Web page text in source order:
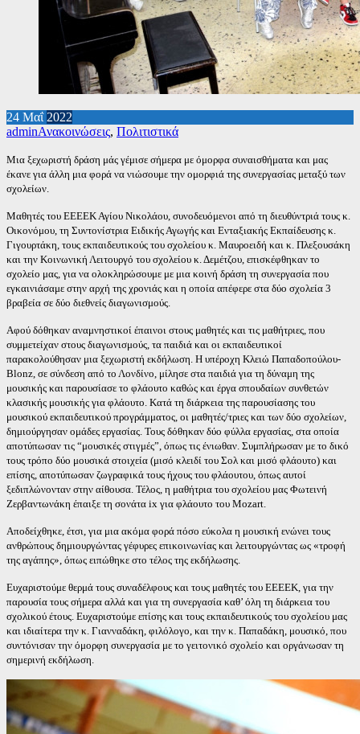
24 Μαΐ 2022
adminΑνακοινώσεις, Πολιτιστικά
Μια ξεχωριστή δράση μάς γέμισε σήμερα με όμορφα συναισθήματα και μας
έκανε για άλλη μια φορά να νιώσουμε την ομορφιά της συνεργασίας μεταξύ των
σχολείων.
Μαθητές του ΕΕΕΕΚ Αγίου Νικολάου, συνοδευόμενοι από τη διευθύντριά τους κ.
Οικονόμου, τη Συντονίστρια Ειδικής Αγωγής και Ενταξιακής Εκπαίδευσης κ.
Γιγουρτάκη, τους εκπαιδευτικούς του σχολείου κ. Μαυροειδή και κ. Πλεξουσάκη
και την Κοινωνική Λειτουργό του σχολείου κ. Δεμέτζου, επισκέφθηκαν το
σχολείο μας, για να ολοκληρώσουμε με μια κοινή δράση τη συνεργασία που
εγκαινιάσαμε στην αρχή της χρονιάς και η οποία απέφερε στα δύο σχολεία 3
βραβεία σε δύο διεθνείς διαγωνισμούς.
Αφού δόθηκαν αναμνηστικοί έπαινοι στους μαθητές και τις μαθήτριες, που
συμμετείχαν στους διαγωνισμούς, τα παιδιά και οι εκπαιδευτικοί
παρακολούθησαν μια ξεχωριστή εκδήλωση. Η υπέροχη Κλειώ Παπαδοπούλου-
Blonz, σε σύνδεση από το Λονδίνο, μίλησε στα παιδιά για τη δύναμη της
μουσικής και παρουσίασε το φλάουτο καθώς και έργα σπουδαίων συνθετών
κλασικής μουσικής για φλάουτο. Κατά τη διάρκεια της παρουσίασης του
μουσικού εκπαιδευτικού προγράμματος, οι μαθητές/τριες και των δύο σχολείων,
δημιούργησαν ομάδες εργασίας. Τους δόθηκαν δύο φύλλα εργασίας, στα οποία
αποτύπωσαν τις “μουσικές στιγμές”, όπως τις ένιωθαν. Συμπλήρωσαν με το δικό
τους τρόπο δύο μουσικά στοιχεία (μισό κλειδί του Σολ και μισό φλάουτο) και
επίσης, αποτύπωσαν ζωγραφικά τους ήχους του φλάουτου, όπως αυτοί
ξεδιπλώνονταν στην αίθουσα. Τέλος, η μαθήτρια του σχολείου μας Φωτεινή
Ζερβαντωνάκη έπαιξε τη σονάτα ix για φλάουτο του Mozart.
Αποδείχθηκε, έτσι, για μια ακόμα φορά πόσο εύκολα η μουσική ενώνει τους
ανθρώπους δημιουργώντας γέφυρες επικοινωνίας και λειτουργώντας ως «τροφή
της αγάπης», όπως ειπώθηκε στο τέλος της εκδήλωσης.
Ευχαριστούμε θερμά τους συναδέλφους και τους μαθητές του ΕΕΕΕΚ, για την
παρουσία τους σήμερα αλλά και για τη συνεργασία καθ’ όλη τη διάρκεια του
σχολικού έτους. Ευχαριστούμε επίσης και τους εκπαιδευτικούς του σχολείου μας
και ιδιαίτερα την κ. Γιανναδάκη, φιλόλογο, και την κ. Παπαδάκη, μουσικό, που
συντόνισαν την όμορφη συνεργασία με το γειτονικό σχολείο και οργάνωσαν τη
σημερινή εκδήλωση.